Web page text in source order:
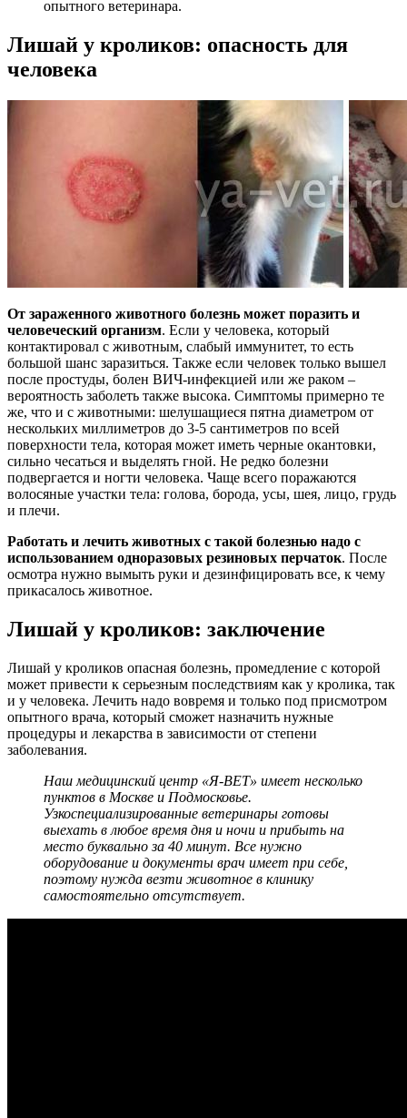
опытного ветеринара.
Лишай у кроликов: опасность для
человека
От зараженного животного болезнь может поразить и
человеческий организм. Если у человека, который
контактировал с животным, слабый иммунитет, то есть
большой шанс заразиться. Также если человек только вышел
после простуды, болен ВИЧ-инфекцией или же раком –
вероятность заболеть также высока. Симптомы примерно те
же, что и с животными: шелушащиеся пятна диаметром от
нескольких миллиметров до 3-5 сантиметров по всей
поверхности тела, которая может иметь черные окантовки,
сильно чесаться и выделять гной. Не редко болезни
подвергается и ногти человека. Чаще всего поражаются
волосяные участки тела: голова, борода, усы, шея, лицо, грудь
и плечи.
Работать и лечить животных с такой болезнью надо с
использованием одноразовых резиновых перчаток. После
осмотра нужно вымыть руки и дезинфицировать все, к чему
прикасалось животное.
Лишай у кроликов: заключение
Лишай у кроликов опасная болезнь, промедление с которой
может привести к серьезным последствиям как у кролика, так
и у человека. Лечить надо вовремя и только под присмотром
опытного врача, который сможет назначить нужные
процедуры и лекарства в зависимости от степени
заболевания.
Наш медицинский центр «Я-ВЕТ» имеет несколько
пунктов в Москве и Подмосковье.
Узкоспециализированные ветеринары готовы
выехать в любое время дня и ночи и прибыть на
место буквально за 40 минут. Все нужно
оборудование и документы врач имеет при себе,
поэтому нужда везти животное в клинику
самостоятельно отсутствует.